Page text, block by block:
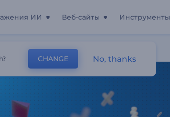
ИИ Веб-сайты Инструменты
CHANGE No, thanks